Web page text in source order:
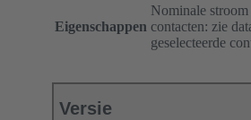
Eigenschappen
Nominale
contacten: zie
geselecteerde
Versie